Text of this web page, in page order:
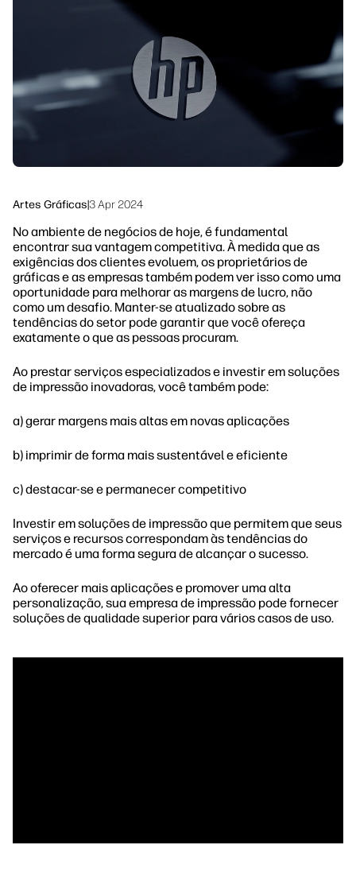
Soluções de processo de trabalho
Artes Gráficas|3 Apr 2024
No ambiente de negócios de hoje, é fundamental
encontrar sua vantagem competitiva. À medida que as
exigências dos clientes evoluem, os proprietários de
gráficas e as empresas também podem ver isso como uma
oportunidade para melhorar as margens de lucro, não
como um desafio. Manter-se atualizado sobre as
tendências do setor pode garantir que você ofereça
exatamente o que as pessoas procuram.
Ao prestar serviços especializados e investir em soluções
de impressão inovadoras, você também pode:
a) gerar margens mais altas em novas aplicações
b) imprimir de forma mais sustentável e eficiente
c) destacar-se e permanecer competitivo
Investir em soluções de impressão que permitem que seus
serviços e recursos correspondam às tendências do
mercado é uma forma segura de alcançar o sucesso.
Ao oferecer mais aplicações e promover uma alta
personalização, sua empresa de impressão pode fornecer
soluções de qualidade superior para vários casos de uso.